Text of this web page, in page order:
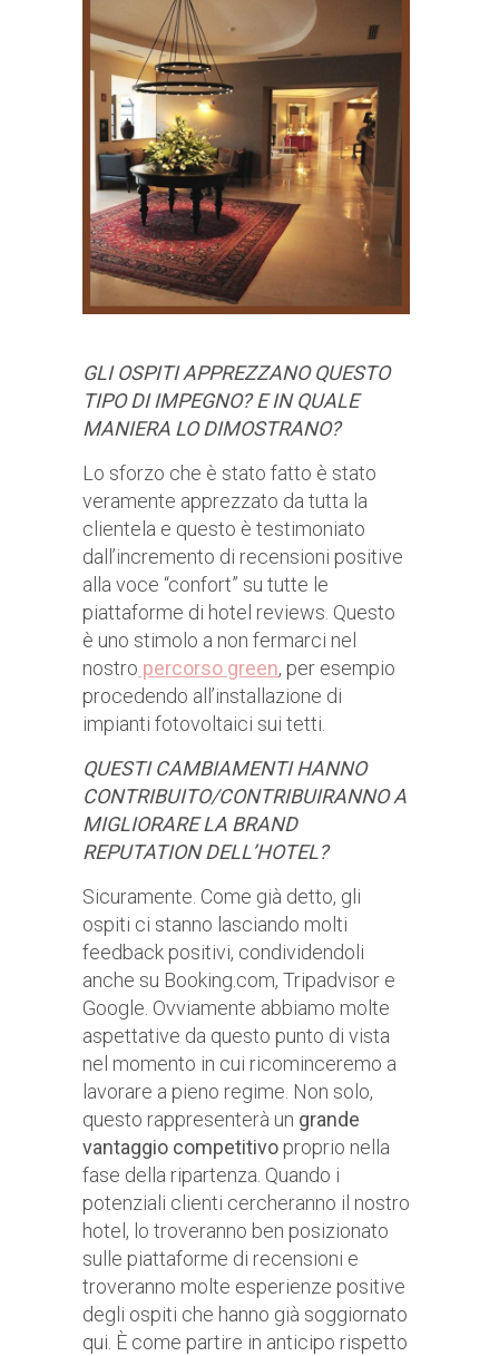
GLI OSPITI APPREZZANO QUESTO
TIPO DI IMPEGNO? E IN QUALE
MANIERA LO DIMOSTRANO?
Lo sforzo che è stato fatto è stato
veramente apprezzato da tutta la
clientela e questo è testimoniato
dall’incremento di recensioni positive
alla voce “confort” su tutte le
piattaforme di hotel reviews. Questo
è uno stimolo a non fermarci nel
nostro percorso green, per esempio
procedendo all’installazione di
impianti fotovoltaici sui tetti.
QUESTI CAMBIAMENTI HANNO
CONTRIBUITO/CONTRIBUIRANNO A
MIGLIORARE LA BRAND
REPUTATION DELL’HOTEL?
Sicuramente. Come già detto, gli
ospiti ci stanno lasciando molti
feedback positivi, condividendoli
anche su Booking.com, Tripadvisor e
Google. Ovviamente abbiamo molte
aspettative da questo punto di vista
nel momento in cui ricominceremo a
lavorare a pieno regime. Non solo,
questo rappresenterà un grande
vantaggio competitivoproprio nella
fase della ripartenza. Quando i
potenziali clienti cercheranno il nostro
hotel, lo troveranno ben posizionato
sulle piattaforme di recensioni e
troveranno molte esperienze positive
degli ospiti che hanno già soggiornato
qui. È come partire in anticipo rispetto